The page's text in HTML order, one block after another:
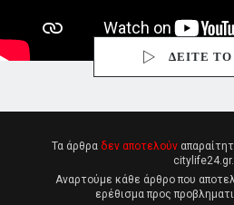
ΔΕΙΤΕ ΤΟ
Τα άρθρα δεν αποτελούν
citylife24.gr.
Αναρτούμε κάθε άρθρο που
ερέθισμα προς